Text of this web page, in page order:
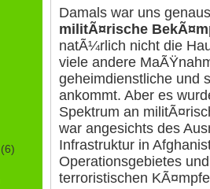
(6)
Damals war uns
militÃ¤rische
natÃ¼rlich nicht die
viele andere
geheimdienstliche und
ankommt. Aber es
Spektrum an
war angesichts des
Infrastruktur in
Operationsgebietes
terroristischen